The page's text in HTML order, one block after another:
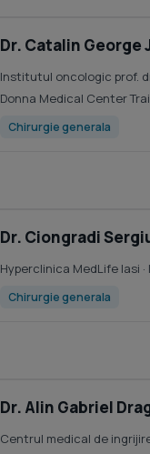
Dr. Catalin George
Institutul oncologic prof. dr.
Donna Medical Center
Chirurgie generala
Dr. Ciongradi
Hyperclinica MedLife Iasi
Chirurgie generala
Dr. Alin Gabriel
Centrul medical de